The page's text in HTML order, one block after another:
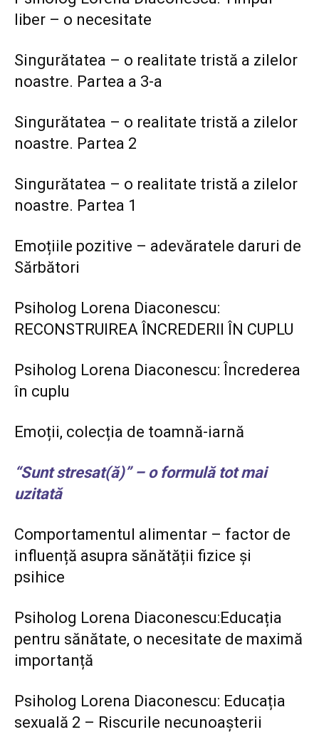
liber – o necesitate
Singurătatea – o realitate tristă a zilelor
noastre. Partea a 3-a
Singurătatea – o realitate tristă a zilelor
noastre. Partea 2
Singurătatea – o realitate tristă a zilelor
noastre. Partea 1
Emoțiile pozitive – adevăratele daruri de
Sărbători
Psiholog Lorena Diaconescu:
RECONSTRUIREA ÎNCREDERII ÎN CUPLU
Psiholog Lorena Diaconescu: Încrederea
în cuplu
Emoții, colecția de toamnă-iarnă
“Sunt stresat(ă)” – o formulă tot mai
uzitată
Comportamentul alimentar – factor de
influență asupra sănătății fizice și
psihice
Psiholog Lorena Diaconescu:Educația
pentru sănătate, o necesitate de maximă
importanță
Psiholog Lorena Diaconescu: Educația
sexuală 2 – Riscurile necunoașterii